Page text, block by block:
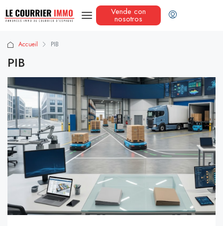
Vende con
nosotros
Accueil PIB
PIB